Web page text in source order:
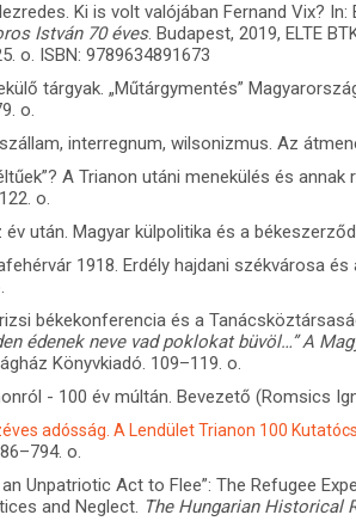
Ki is volt valójában Fernand Vix?
István 70 éves. Budapest, 2019, ELTE
o. ISBN: 9789634891673
tárgyak. „Műtárgymentés”
o.
interregnum, wilsonizmus. Az
A Trianon utáni menekülés és
o.
év után. Magyar külpolitika és a
1918. Erdély hajdani székvárosa
békekonferencia és a
édenek neve vad poklokat büvöl…” A
Könyvkiadó. 109–119. o.
- 100 év múltán. Bevezető (Romsics
adósság. A Lendület Trianon 100
o.
an Unpatriotic Act to Flee”: The Refugee
and Neglect. The Hungarian Historical